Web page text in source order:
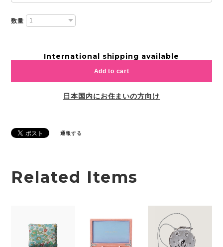
数量
International shipping available
Add to cart
日本国内にお住まいの方向け
通報する
Related Items